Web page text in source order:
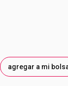
agregar a mi